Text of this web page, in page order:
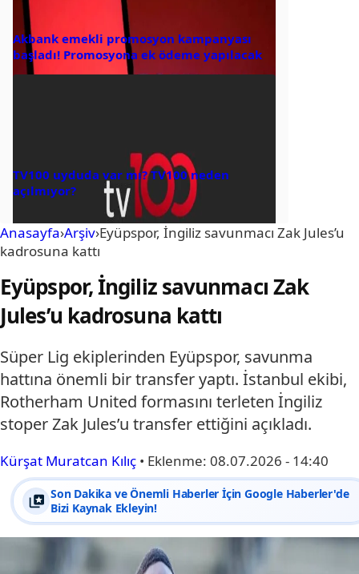
Akbank emekli promosyon kampanyası
başladı! Promosyona ek ödeme yapılacak
TV100 uyduda var mı? TV100 neden
açılmıyor?
Anasayfa›Arşiv›Eyüpspor, İngiliz savunmacı Zak Jules’u
kadrosuna kattı
Eyüpspor, İngiliz savunmacı Zak
Jules’u kadrosuna kattı
Süper Lig ekiplerinden Eyüpspor, savunma
hattına önemli bir transfer yaptı. İstanbul ekibi,
Rotherham United formasını terleten İngiliz
stoper Zak Jules’u transfer ettiğini açıkladı.
Kürşat Muratcan Kılıç • Eklenme: 08.07.2026 - 14:40
Son Dakika ve Önemli Haberler İçin Google Haberler'de
Bizi Kaynak Ekleyin!